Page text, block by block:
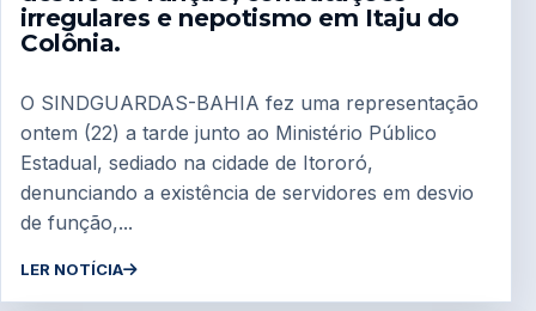
irregulares e nepotismo em Itaju do
Colônia.
O SINDGUARDAS-BAHIA fez uma representação
ontem (22) a tarde junto ao Ministério Público
Estadual, sediado na cidade de Itororó,
denunciando a existência de servidores em desvio
de função,...
LER NOTÍCIA